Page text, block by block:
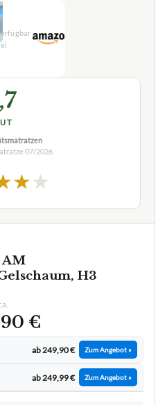
07/2026
★★
AM
H3
€
ab 249,90 € Zum Angebot »
ab 249,99 € Zum Angebot »